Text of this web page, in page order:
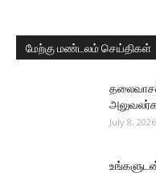
மேற்கு மண்டலம் செய்திகள்
July 8, 2026